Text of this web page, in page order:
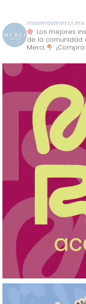
insumosmerci.mx
Los mejores
de la comunidad
Merci